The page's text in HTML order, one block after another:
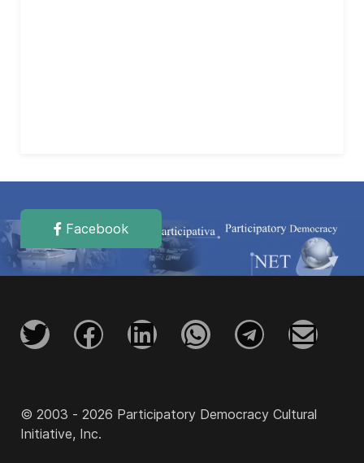
Facebook
© 2003 - 2026 Participatory Democracy Cultural
Initiative, Inc.